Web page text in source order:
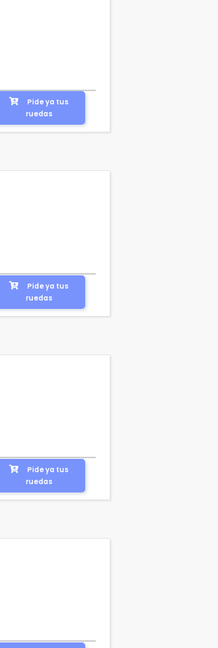
Pide ya tus
ruedas
Pide ya tus
ruedas
Pide ya tus
ruedas